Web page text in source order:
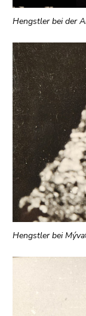
Hengstler bei der
Hengstler bei